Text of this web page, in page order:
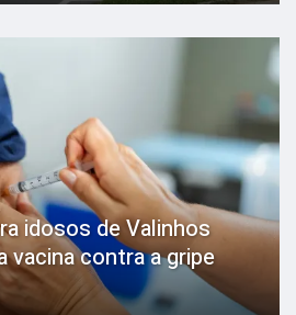
idosos de Valinhos
vacina contra a gripe